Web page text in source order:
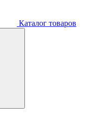
Каталог товаров